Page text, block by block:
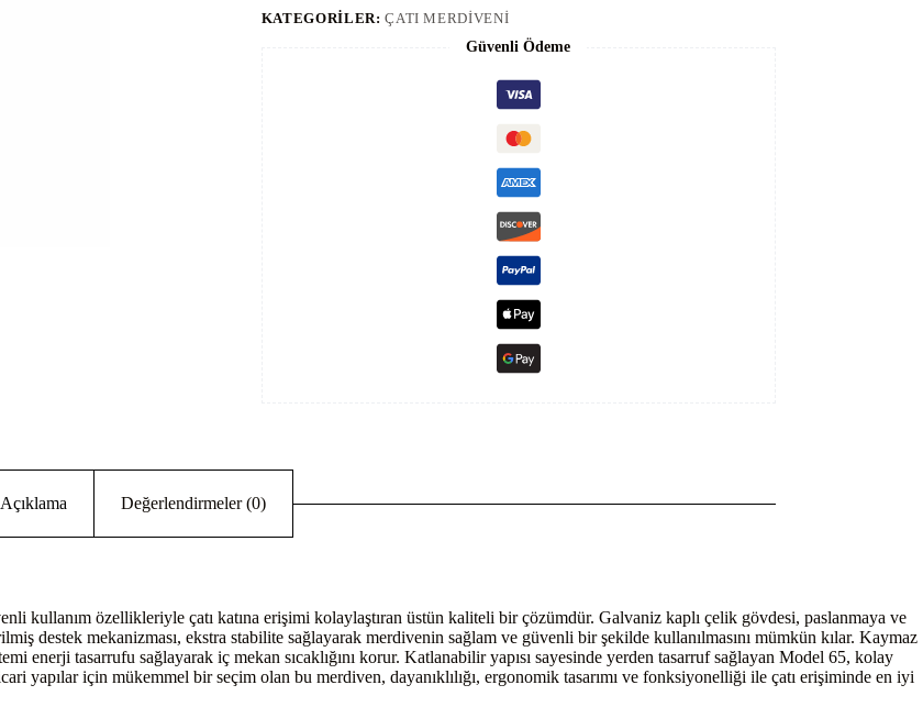
Model
65
KATEGORILER:ÇATI MERDIVENI
Güvenli Ödeme
Açıklama Değerlendirmeler (0)
kullanım özellikleriyle çatı katına erişimi kolaylaştıran üstün kaliteli bir çözümdür. Galvaniz kaplı çelik gövdesi, paslanmaya ve
destek mekanizması, ekstra stabilite sağlayarak merdivenin sağlam ve güvenli bir şekilde kullanılmasını mümkün kılar. Kaymaz
enerji tasarrufu sağlayarak iç mekan sıcaklığını korur. Katlanabilir yapısı sayesinde yerden tasarruf sağlayan Model 65, kolay
yapılar için mükemmel bir seçim olan bu merdiven, dayanıklılığı, ergonomik tasarımı ve fonksiyonelliği ile çatı erişiminde en iyi